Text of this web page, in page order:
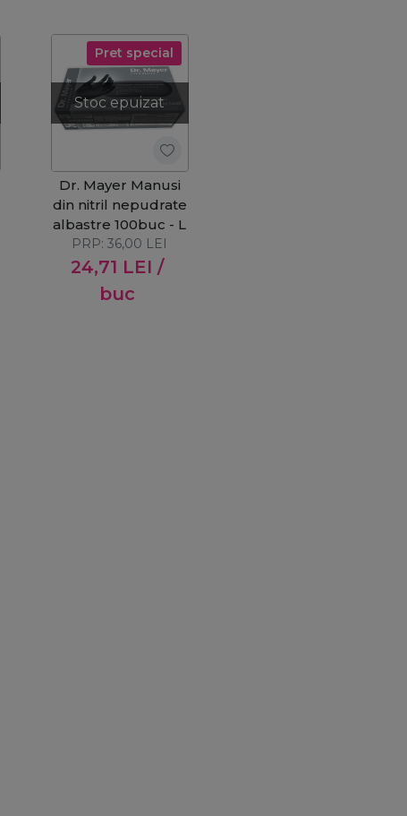
Stoc epuizat
Pret special
Dr. Mayer Manusi
din nitril nepudrate
albastre 100buc - L
24,71 LEI /
buc
PRP:36,00 LEI